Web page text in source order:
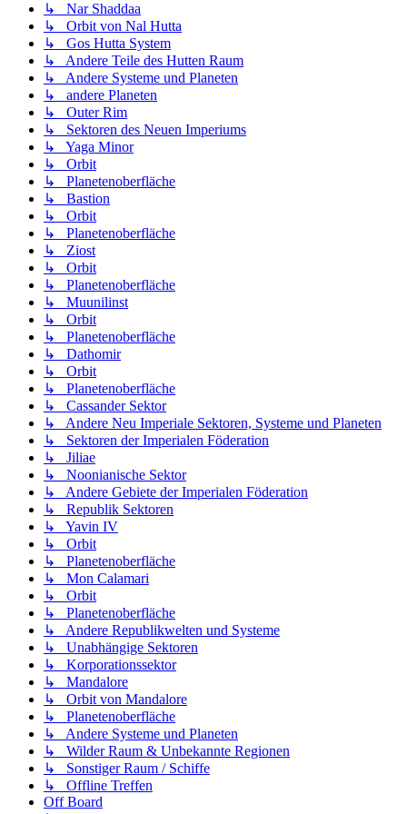
↳ Nar Shaddaa
↳ Orbit von Nal Hutta
↳ Gos Hutta System
↳ Andere Teile des Hutten Raum
↳ Andere Systeme und Planeten
↳ andere Planeten
↳ Outer Rim
↳ Sektoren des Neuen Imperiums
↳ Yaga Minor
↳ Orbit
↳ Planetenoberfläche
↳ Bastion
↳ Orbit
↳ Planetenoberfläche
↳ Ziost
↳ Orbit
↳ Planetenoberfläche
↳ Muunilinst
↳ Orbit
↳ Planetenoberfläche
↳ Dathomir
↳ Orbit
↳ Planetenoberfläche
↳ Cassander Sektor
↳ Andere Neu Imperiale Sektoren, Systeme und Planeten
↳ Sektoren der Imperialen Föderation
↳ Jiliae
↳ Noonianische Sektor
↳ Andere Gebiete der Imperialen Föderation
↳ Republik Sektoren
↳ Yavin IV
↳ Orbit
↳ Planetenoberfläche
↳ Mon Calamari
↳ Orbit
↳ Planetenoberfläche
↳ Andere Republikwelten und Systeme
↳ Unabhängige Sektoren
↳ Korporationssektor
↳ Mandalore
↳ Orbit von Mandalore
↳ Planetenoberfläche
↳ Andere Systeme und Planeten
↳ Wilder Raum & Unbekannte Regionen
↳ Sonstiger Raum / Schiffe
↳ Offline Treffen
Off Board